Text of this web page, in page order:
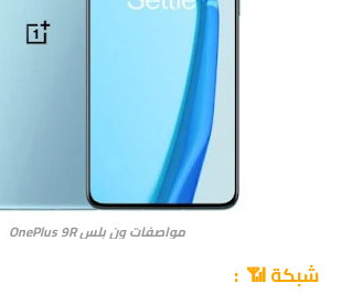
مواصفات ون بلس OnePlus 9R
شبكة 📶 :